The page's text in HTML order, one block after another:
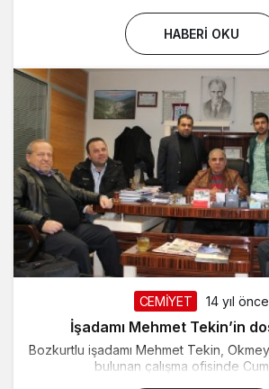
HABERI OKU
CEMİYET 14 yıl önce
İşadamı Mehmet Tekin’in
Bozkurtlu işadamı Mehmet Tekin,
bulunan çalışma ofisinde